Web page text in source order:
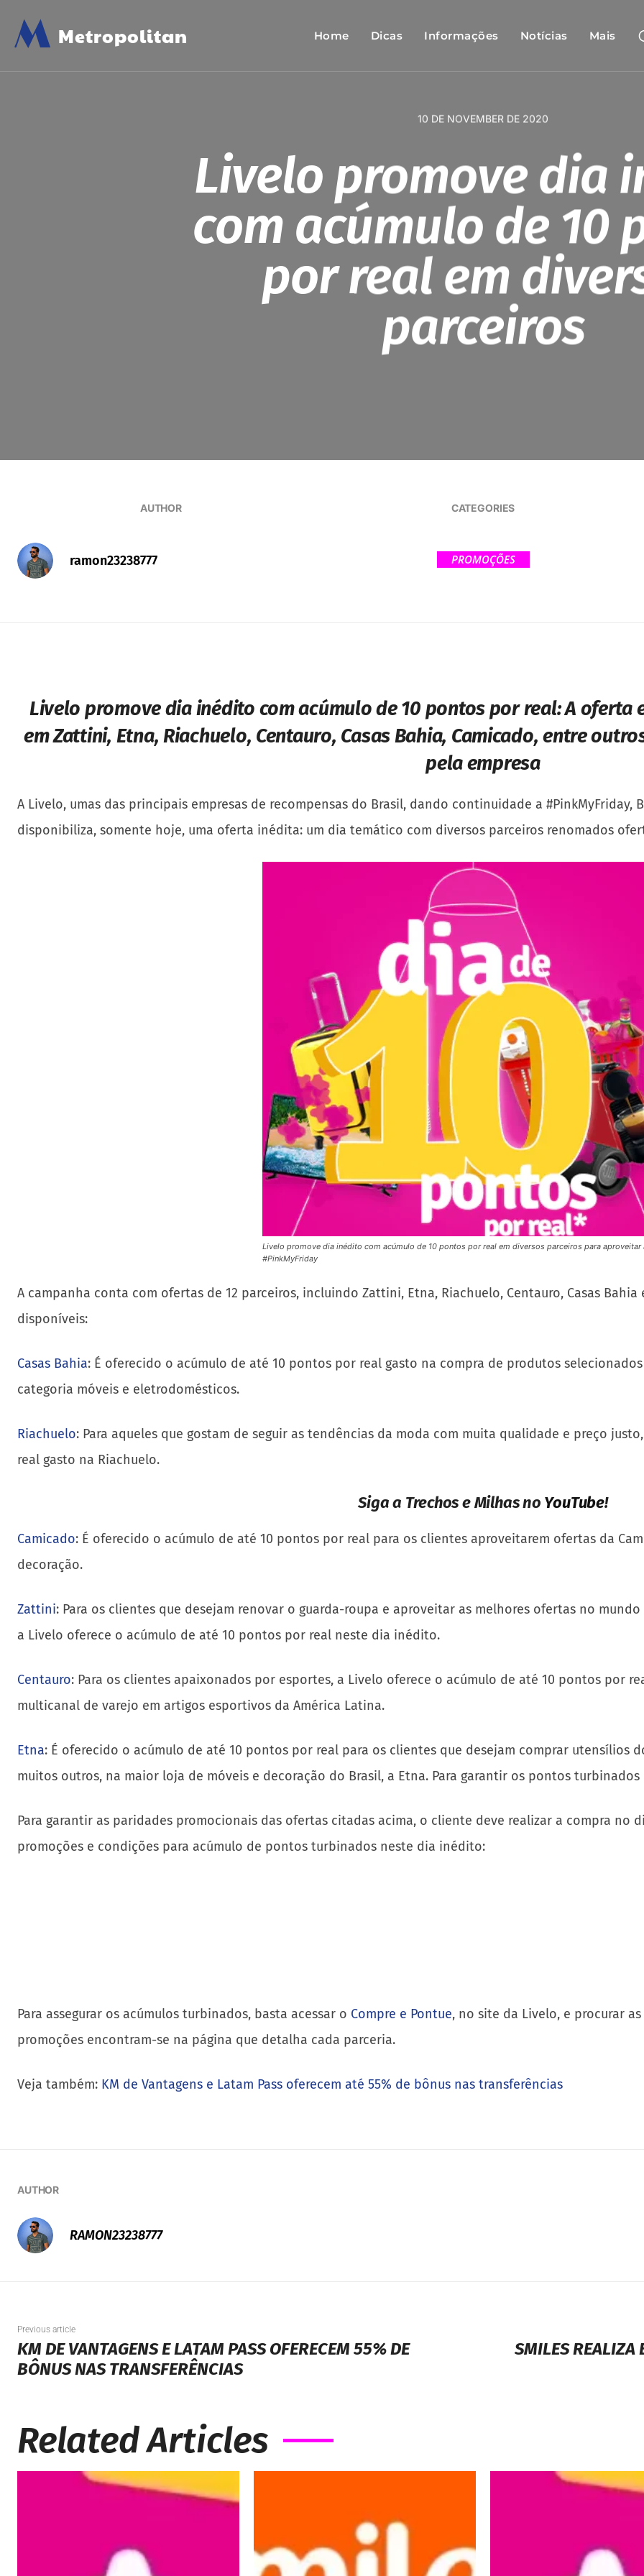
M Metropolitan Home Dicas Informações Notícias Mais
10 DE NOVEMBER DE 2020
Livelo promove dia
com acúmulo de 10
por real em
parceiros
AUTHOR
ramon23238777
CATEGORIES
PROMOÇÕES
Livelo promove dia inédito com acúmulo de 10 pontos por real:A oferta
em Zattini, Etna, Riachuelo, Centauro, Casas Bahia, Camicado, entre
pela empresa
A Livelo, umas das principais empresas de recompensas do Brasil, dando continuidade a #PinkMyFriday,
disponibiliza, somente hoje, uma oferta inédita: um dia temático com diversos parceiros renomados
Livelo promove dia inédito com acúmulo de 10 pontos por real em diversos parceiros para aproveitar
#PinkMyFriday
A campanha conta com ofertas de 12 parceiros, incluindo Zattini, Etna, Riachuelo, Centauro, Casas
disponíveis:
Casas Bahia: É oferecido o acúmulo de até 10 pontos por real gasto na compra de produtos
categoria móveis e eletrodomésticos.
Riachuelo: Para aqueles que gostam de seguir as tendências da moda com muita qualidade e preço
real gasto na Riachuelo.
Siga a Trechos e Milhas no YouTube!
Camicado: É oferecido o acúmulo de até 10 pontos por real para os clientes aproveitarem ofertas da
decoração.
Zattini: Para os clientes que desejam renovar o guarda-roupa e aproveitar as melhores ofertas no
a Livelo oferece o acúmulo de até 10 pontos por real neste dia inédito.
Centauro: Para os clientes apaixonados por esportes, a Livelo oferece o acúmulo de até 10 pontos por
multicanal de varejo em artigos esportivos da América Latina.
Etna: É oferecido o acúmulo de até 10 pontos por real para os clientes que desejam comprar utensílios
muitos outros, na maior loja de móveis e decoração do Brasil, a Etna. Para garantir os pontos turbinados
Para garantir as paridades promocionais das ofertas citadas acima, o cliente deve realizar a compra no
promoções e condições para acúmulo de pontos turbinados neste dia inédito:
Para assegurar os acúmulos turbinados, basta acessar o Compre e Pontue, no site da Livelo, e procurar
promoções encontram-se na página que detalha cada parceria.
Veja também: KM de Vantagens e Latam Pass oferecem até 55% de bônus nas transferências
AUTHOR
RAMON23238777
Previous article
KM DE VANTAGENS E LATAM PASS OFERECEM 55% DE
BÔNUS NAS TRANSFERÊNCIAS
SMILES REALIZA
Related Articles